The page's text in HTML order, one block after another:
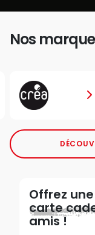
Nos
Offrez une
carte
amis !